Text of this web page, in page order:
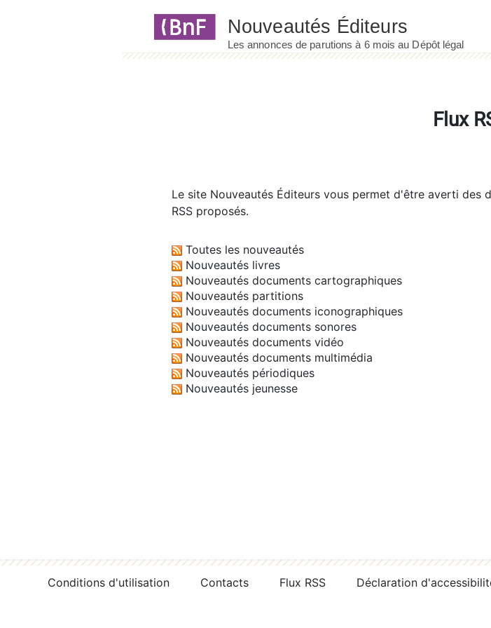
Flux
Le site Nouveautés Éditeurs vous permet d'être averti des
RSS proposés.
Toutes les nouveautés
Nouveautés livres
Nouveautés documents cartographiques
Nouveautés partitions
Nouveautés documents iconographiques
Nouveautés documents sonores
Nouveautés documents vidéo
Nouveautés documents multimédia
Nouveautés périodiques
Nouveautés jeunesse
Conditions d'utilisation Contacts Flux RSS Déclaration